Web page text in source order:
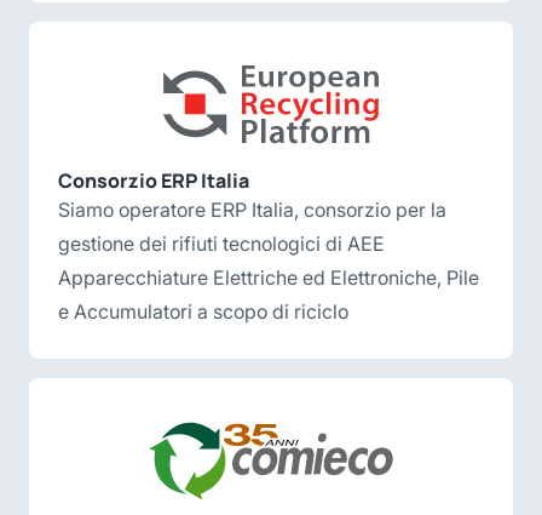
Consorzio ERP Italia
Siamo operatore ERP Italia, consorzio per la
gestione dei rifiuti tecnologici di AEE
Apparecchiature Elettriche ed Elettroniche, Pile
e Accumulatori a scopo di riciclo